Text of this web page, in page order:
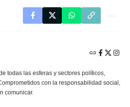
todas las esferas y sectores políticos,
con la responsabilidad social,
comunicar.